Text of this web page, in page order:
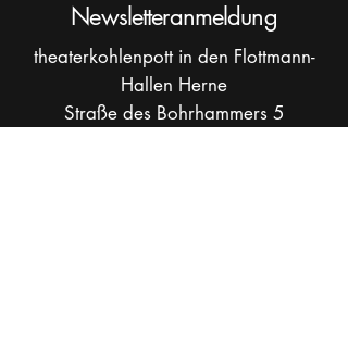
Newsletteranmeldung
theaterkohlenpott in den Flottmann-
Hallen Herne
Straße des Bohrhammers 5